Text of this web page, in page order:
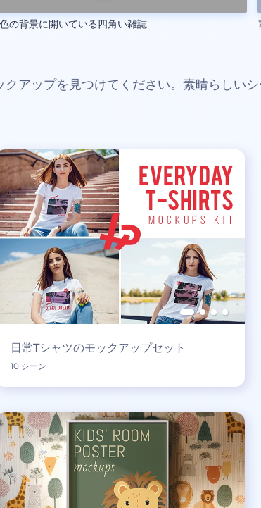
の背景に開いている四角い雑誌
アップを見つけてください。素晴らしいシ
日常Tシャツのモックアップセット
10 シーン